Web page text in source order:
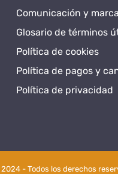
Comunicación y
Glosario de términos
Política de cookies
Política de pagos y
Política de privacidad
2024 - Todos los derechos